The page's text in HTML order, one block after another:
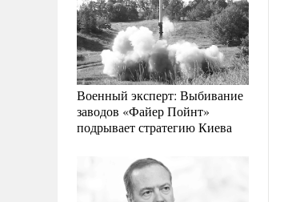
Военный эксперт: Выбивание
заводов «Файер Пойнт»
подрывает стратегию Киева